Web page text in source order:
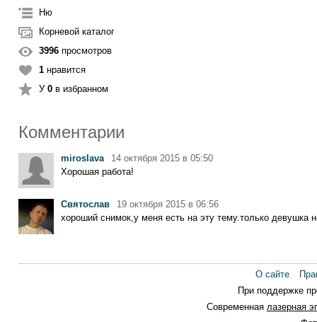
Ню
Корневой каталог
3996 просмотров
1 нравится
У 0 в избранном
Комментарии
miroslava
14 октября 2015 в 05:50
Хорошая работа!
Святослав
19 октября 2015 в 06:56
хороший снимок,у меня есть на эту тему.только девушка
О сайте
При поддержке
Современная лазерная